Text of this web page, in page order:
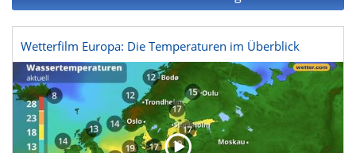
Wetterfilm Europa: Die Temperaturen im Überblick